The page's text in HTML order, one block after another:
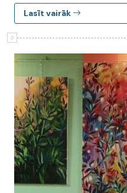
Lasīt vairāk